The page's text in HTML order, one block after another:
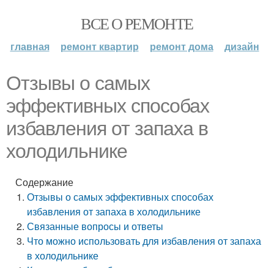
ВСЕ О РЕМОНТЕ
главная ремонт квартир ремонт дома дизайн
Отзывы о самых
эффективных способах
избавления от запаха в
холодильнике
Содержание
Отзывы о самых эффективных способах
избавления от запаха в холодильнике
Связанные вопросы и ответы
Что можно использовать для избавления от запаха
в холодильнике